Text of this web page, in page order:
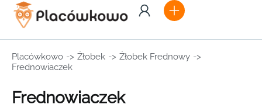
Placówkowo -> Żłobek -> Żłobek Frednowy ->
Frednowiaczek
Frednowiaczek